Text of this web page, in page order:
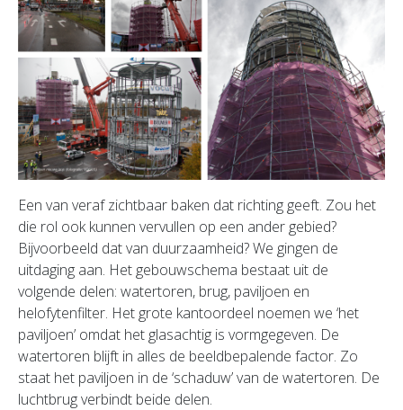
Een van veraf zichtbaar baken dat richting geeft. Zou het
die rol ook kunnen vervullen op een ander gebied?
Bijvoorbeeld dat van duurzaamheid? We gingen de
uitdaging aan. Het gebouwschema bestaat uit de
volgende delen: watertoren, brug, paviljoen en
helofytenfilter. Het grote kantoordeel noemen we ‘het
paviljoen’ omdat het glasachtig is vormgegeven. De
watertoren blijft in alles de beeldbepalende factor. Zo
staat het paviljoen in de ‘schaduw’ van de watertoren. De
luchtbrug verbindt beide delen.